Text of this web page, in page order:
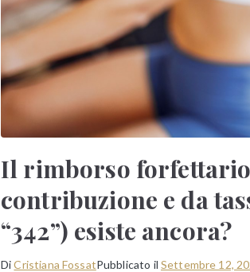
Il rimborso
contribuzione e da
“342”) esiste ancora?
DiCristiana FossatPubblicato il Settembre 12,